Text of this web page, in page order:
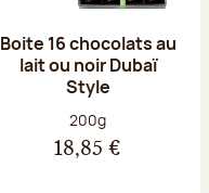
Boite 16 chocolats au
lait ou noir Dubaï
Style
Poids net :
200g
18,85 €